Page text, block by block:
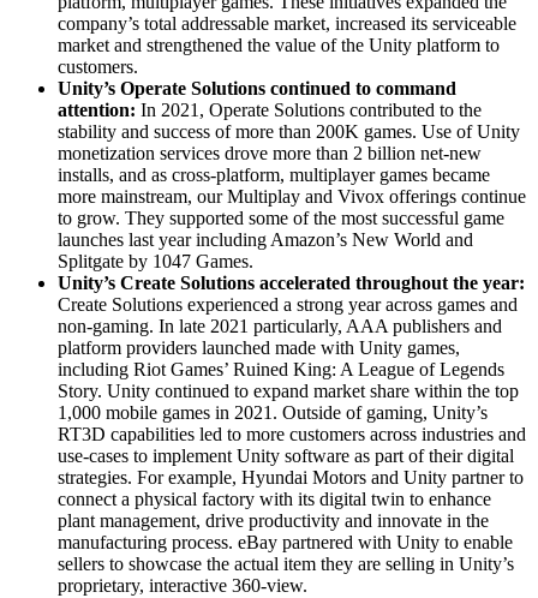
company’s total addressable market, increased its serviceable
market and strengthened the value of the Unity platform to
customers.
Unity’s Operate Solutions continued to command
attention: In 2021, Operate Solutions contributed to the
stability and success of more than 200K games. Use of Unity
monetization services drove more than 2 billion net-new
installs, and as cross-platform, multiplayer games became
more mainstream, our Multiplay and Vivox offerings continue
to grow. They supported some of the most successful game
launches last year including Amazon’s New World and
Splitgate by 1047 Games.
Unity’s Create Solutions accelerated throughout the year:
Create Solutions experienced a strong year across games and
non-gaming. In late 2021 particularly, AAA publishers and
platform providers launched made with Unity games,
including Riot Games’ Ruined King: A League of Legends
Story. Unity continued to expand market share within the top
1,000 mobile games in 2021. Outside of gaming, Unity’s
RT3D capabilities led to more customers across industries and
use-cases to implement Unity software as part of their digital
strategies. For example, Hyundai Motors and Unity partner to
connect a physical factory with its digital twin to enhance
plant management, drive productivity and innovate in the
manufacturing process. eBay partnered with Unity to enable
sellers to showcase the actual item they are selling in Unity’s
proprietary, interactive 360-view.